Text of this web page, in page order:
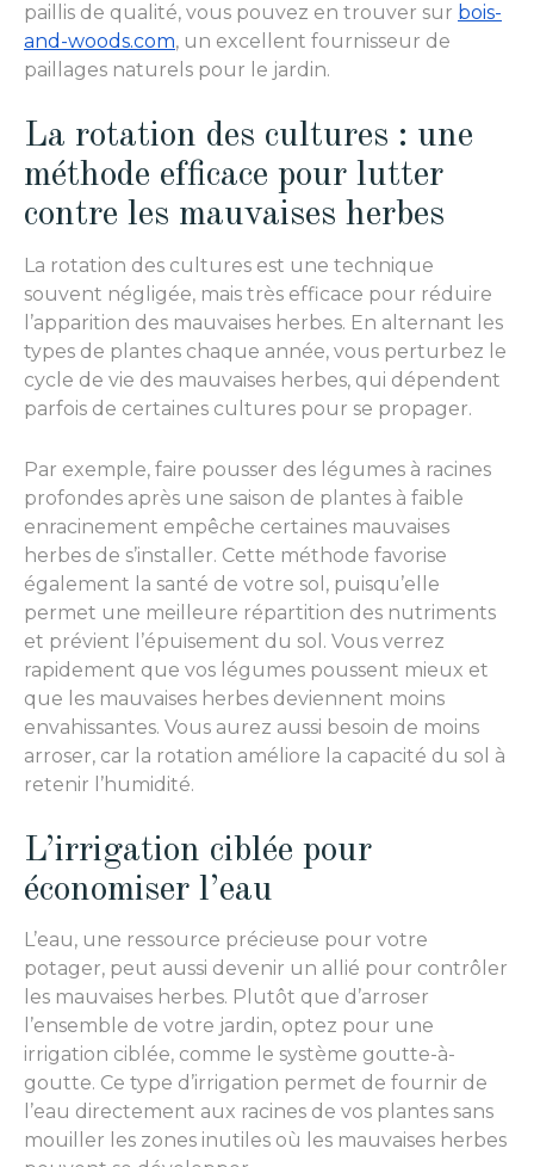
paillis de qualité, vous pouvez en trouver sur bois-
and-woods.com, un excellent fournisseur de
paillages naturels pour le jardin.
La rotation des cultures : une
méthode efficace pour lutter
contre les mauvaises herbes
La rotation des cultures est une technique
souvent négligée, mais très efficace pour réduire
l’apparition des mauvaises herbes. En alternant les
types de plantes chaque année, vous perturbez le
cycle de vie des mauvaises herbes, qui dépendent
parfois de certaines cultures pour se propager.
Par exemple, faire pousser des légumes à racines
profondes après une saison de plantes à faible
enracinement empêche certaines mauvaises
herbes de s’installer. Cette méthode favorise
également la santé de votre sol, puisqu’elle
permet une meilleure répartition des nutriments
et prévient l’épuisement du sol. Vous verrez
rapidement que vos légumes poussent mieux et
que les mauvaises herbes deviennent moins
envahissantes. Vous aurez aussi besoin de moins
arroser, car la rotation améliore la capacité du sol à
retenir l’humidité.
L’irrigation ciblée pour
économiser l’eau
L’eau, une ressource précieuse pour votre
potager, peut aussi devenir un allié pour contrôler
les mauvaises herbes. Plutôt que d’arroser
l’ensemble de votre jardin, optez pour une
irrigation ciblée, comme le système goutte-à-
goutte. Ce type d’irrigation permet de fournir de
l’eau directement aux racines de vos plantes sans
mouiller les zones inutiles où les mauvaises herbes